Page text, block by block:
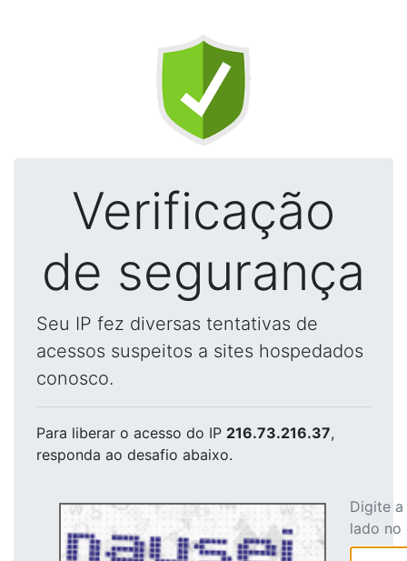
Verificação
de segurança
Seu IP fez diversas tentativas de
acessos suspeitos a sites hospedados
conosco.
Para liberar o acesso do IP 216.73.216.37,
responda ao desafio abaixo.
Digite
lado no